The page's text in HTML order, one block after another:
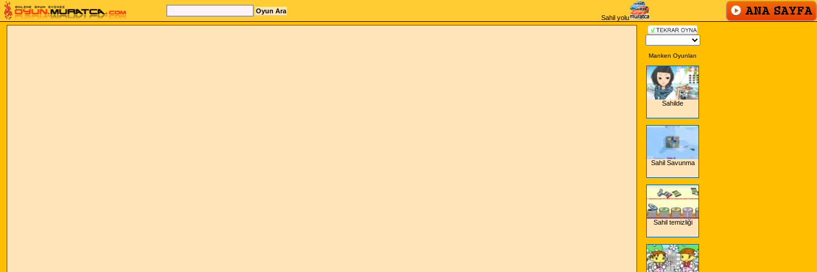
Sahil yolu
Manken Oyunları
Sahilde
Sahil Savunma
Sahil temizliği